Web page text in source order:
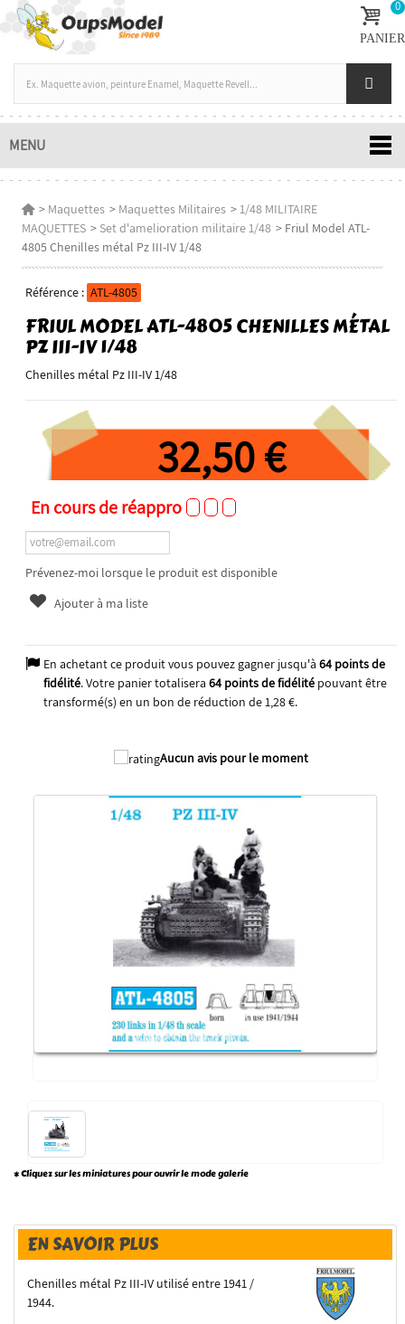
0
PANIER
MENU
> Maquettes > Maquettes Militaires >1/48 MILITAIRE
MAQUETTES > Set d'amelioration militaire 1/48 > Friul Model ATL-
4805 Chenilles métal Pz III-IV 1/48
Référence : ATL-4805
FRIUL MODEL ATL-4805 CHENILLES MÉTAL
PZ III-IV 1/48
Chenilles métal Pz III-IV 1/48
32,50 €
En cours de réappro
Prévenez-moi lorsque le produit est disponible
Ajouter à ma liste
En achetant ce produit vous pouvez gagner jusqu'à 64points de
fidélité. Votre panier totalisera 64points de fidélitépouvant être
transformé(s) en un bon de réduction de1,28 €.
Aucun avis pour le moment
2024
* Cliquez sur les miniatures pour ouvrir le mode galerie
EN SAVOIR PLUS
Chenilles métal Pz III-IV utilisé entre 1941 /
1944.